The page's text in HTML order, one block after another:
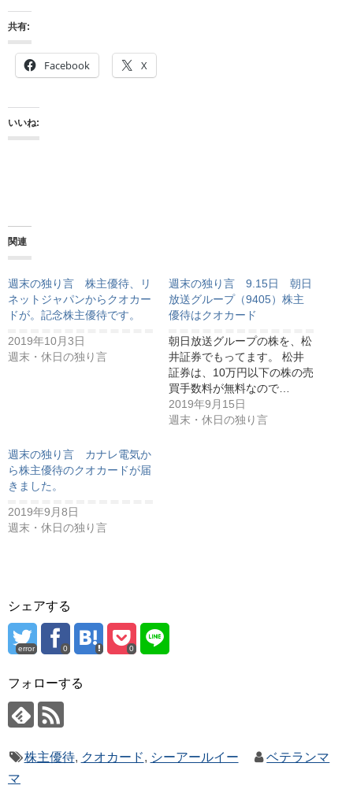
共有:
Facebook X
いいね:
関連
週末の独り言 株主優待、リ
ネットジャパンからクオカー
ドが。記念株主優待です。
2019年10月3日
週末・休日の独り言
週末の独り言 9.15日 朝日
放送グループ（9405）株主
優待はクオカード
朝日放送グループの株を、松
井証券でもってます。 松井
証券は、10万円以下の株の売
買手数料が無料なので…
2019年9月15日
週末・休日の独り言
週末の独り言 カナレ電気か
ら株主優待のクオカードが届
きました。
2019年9月8日
週末・休日の独り言
シェアする
error 0 0
フォローする
株主優待, クオカード, シーアールイー
ベテランマ
マ